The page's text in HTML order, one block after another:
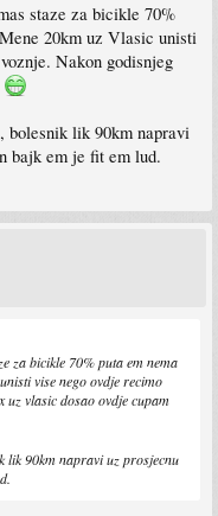
staze za bicikle 70%
20km uz Vlasic unisti
Nakon godisnjeg
bolesnik lik 90km napravi
bajk em je fit em lud.
za bicikle 70% puta em nema
vise nego ovdje recimo
uz vlasic dosao ovdje cupam
lik 90km napravi uz prosjecnu